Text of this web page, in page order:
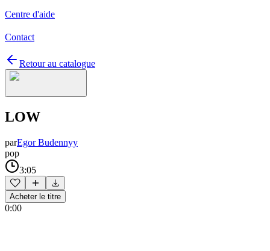
Centre d'aide
Contact
Retour au catalogue
LOW
parEgor Budennyy
pop
3:05
Acheter le titre
0:00